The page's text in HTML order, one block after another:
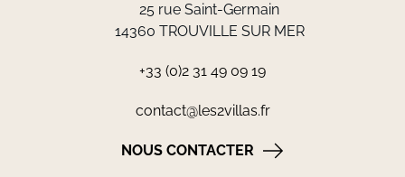
25 rue Saint-Germain
14360 TROUVILLE SUR MER
+33 (0)2 31 49 09 19
contact@les2villas.fr
NOUS CONTACTER